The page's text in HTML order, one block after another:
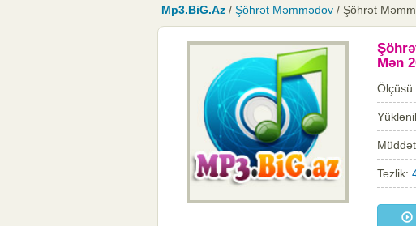
Mp3.BiG.Az / Şöhrət Məmmədov / Şöhrət
Mən
Tezlik: